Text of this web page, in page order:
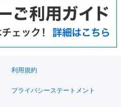
利用規約
プライバシーステートメント